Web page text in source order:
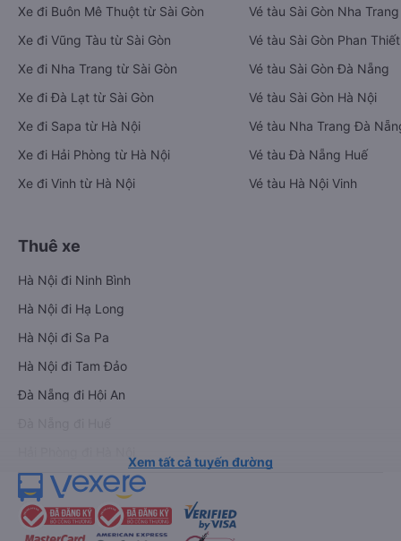
Xe đi Buôn Mê Thuột từ Sài Gòn
Xe đi Vũng Tàu từ Sài Gòn
Xe đi Nha Trang từ Sài Gòn
Xe đi Đà Lạt từ Sài Gòn
Xe đi Sapa từ Hà Nội
Xe đi Hải Phòng từ Hà Nội
Xe đi Vinh từ Hà Nội
Vé tàu Sài Gòn Nha Trang
Vé tàu Sài Gòn Phan Thiết
Vé tàu Sài Gòn Đà Nẵng
Vé tàu Sài Gòn Hà Nội
Vé tàu Nha Trang Đà
Vé tàu Đà Nẵng Huế
Vé tàu Hà Nội Vinh
Thuê xe
Hà Nội đi Ninh Bình
Hà Nội đi Hạ Long
Hà Nội đi Sa Pa
Hà Nội đi Tam Đảo
Đà Nẵng đi Hội An
Xem tất cả tuyến đường